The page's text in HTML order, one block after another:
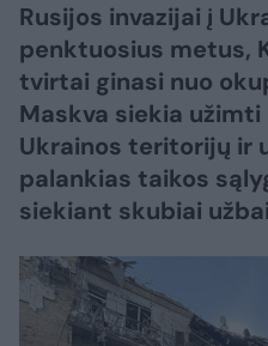
Rusijos invazijai į
penktuosius metus,
tvirtai ginasi nuo
Maskva siekia užimti
Ukrainos teritorijų ir
palankias taikos
siekiant skubiai